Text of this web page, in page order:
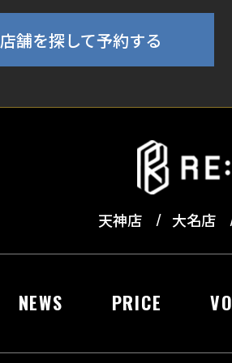
店舗を探して予約する
天神店 大名店
NEWS PRICE